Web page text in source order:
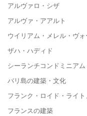
アルヴァロ・シザ
アルヴァ・アアルト
ウイリアム・メレル・ヴ
ザハ・ハディド
シーランチコンドミニアム
バリ島の建築・文化
フランク・ロイド・ライ
フランスの建築